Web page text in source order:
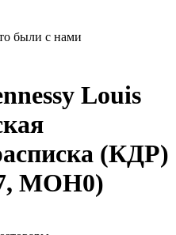
были с нами
Louis
(КДР)
MOH0)